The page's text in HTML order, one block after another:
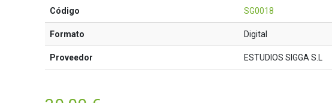
Código SG0018
Formato Digital
Proveedor ESTUDIOS SIGGA S.L